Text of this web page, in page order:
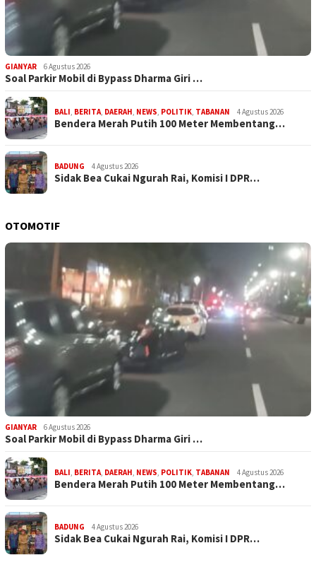
GIANYAR 6 Agustus 2026
Soal Parkir Mobil di Bypass Dharma Giri …
BALI, BERITA, DAERAH, NEWS, POLITIK, TABANAN 4 Agustus 2026
Bendera Merah Putih 100 Meter Membentang…
BADUNG 4 Agustus 2026
Sidak Bea Cukai Ngurah Rai, Komisi I DPR…
OTOMOTIF
GIANYAR 6 Agustus 2026
Soal Parkir Mobil di Bypass Dharma Giri …
BALI, BERITA, DAERAH, NEWS, POLITIK, TABANAN 4 Agustus 2026
Bendera Merah Putih 100 Meter Membentang…
BADUNG 4 Agustus 2026
Sidak Bea Cukai Ngurah Rai, Komisi I DPR…